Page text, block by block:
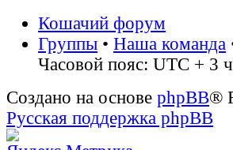
Кошачий форум
Группы • Наша команда
Часовой пояс: UTC + 3
Создано на основе phpBB®
Русская поддержка phpBB